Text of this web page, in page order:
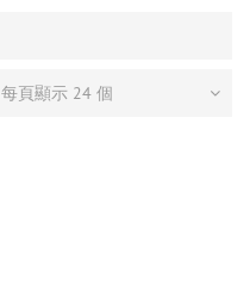
每頁顯示 24 個